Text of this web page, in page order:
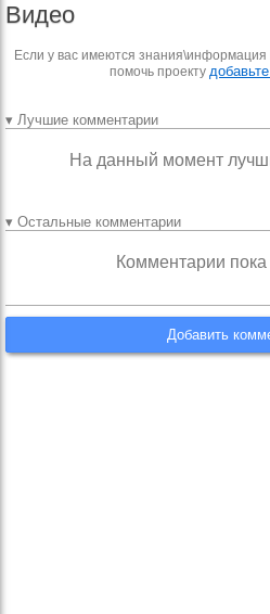
Видео
Если у вас имеются
помочь проекту
▾ Лучшие комментарии
На данный момент
▾ Остальные комментарии
Комментарии пока
Добавить